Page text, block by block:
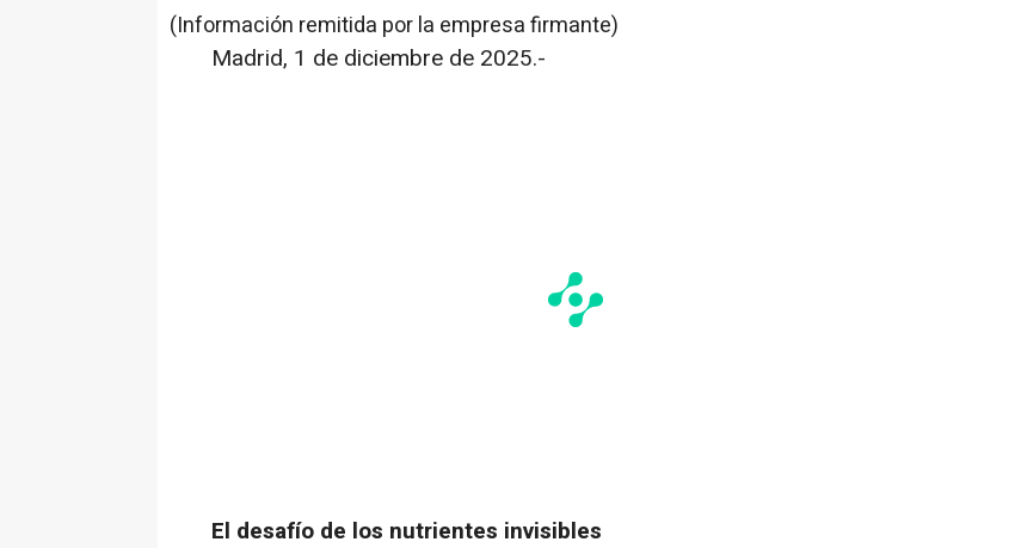
(Información remitida por la empresa firmante)
Madrid, 1 de diciembre de 2025.-
El desafío de los nutrientes invisibles